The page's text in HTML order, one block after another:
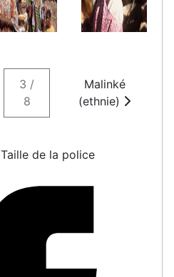
3 /
8
Malinké
(ethnie)
Taille de la police